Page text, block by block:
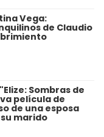
Vega:
de Claudio
Sombras de
película de
de una esposa
marido